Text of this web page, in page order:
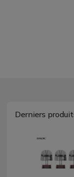
Derniers